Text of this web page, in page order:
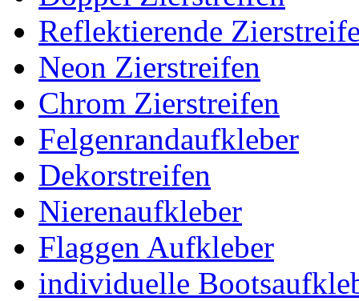
Reflektierende
Neon Zierstreifen
Chrom Zierstreifen
Felgenrandaufkleber
Dekorstreifen
Nierenaufkleber
Flaggen Aufkleber
individuelle